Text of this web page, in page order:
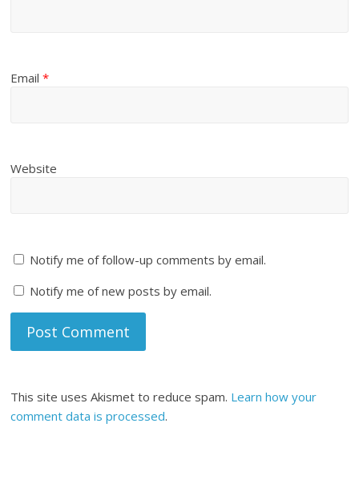
Email*
Website
Notify me of follow-up comments by email.
Notify me of new posts by email.
This site uses Akismet to reduce spam. Learn how your
comment data is processed.